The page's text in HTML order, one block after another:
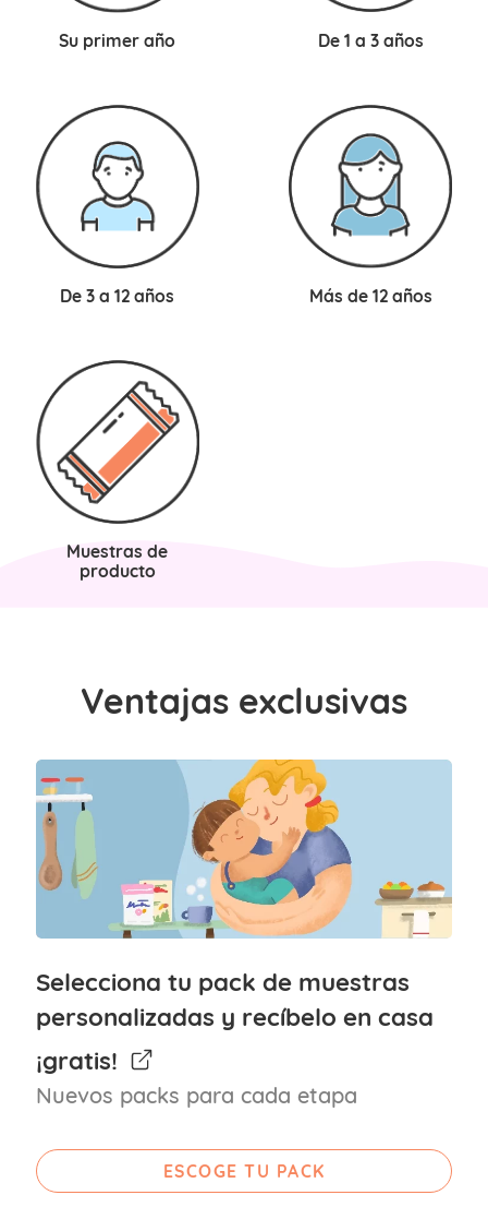
Su primer año De 1 a 3 años
De 3 a 12 años Más de 12 años
Muestras de
producto
Ventajas exclusivas
Selecciona tu pack de muestras
personalizadas y recíbelo en casa
¡gratis!
Nuevos packs para cada etapa
ESCOGE TU PACK